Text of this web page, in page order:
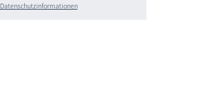
Datenschutzinformationen